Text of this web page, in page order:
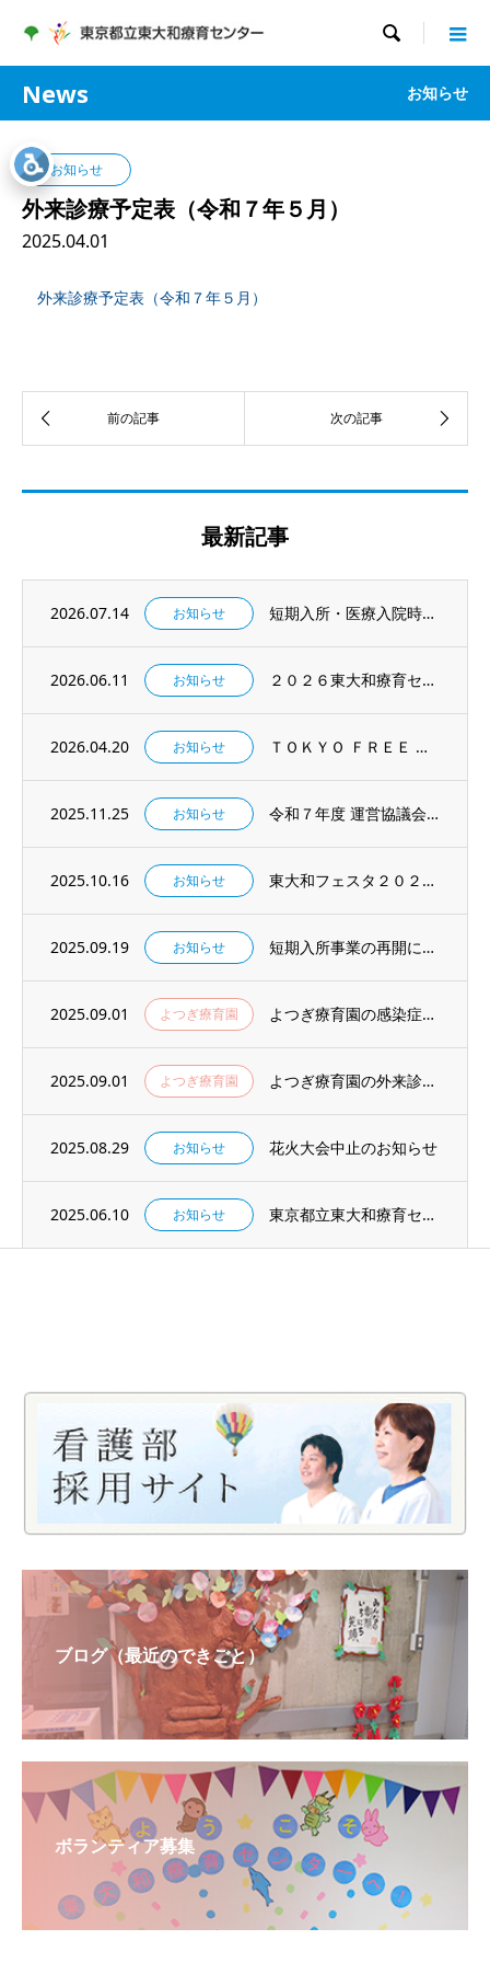

News お知らせ
お知らせ
外来診療予定表（令和７年５月）
2025.04.01
外来診療予定表（令和７年５月）
最新記事
2026.07.14 お知らせ 短期入所・医療入院時の持ち物のルール変更について
2026.06.11 お知らせ ２０２６東大和療育センター夏のインターンシップ参加者募集
2026.04.20 お知らせ ＴＯＫＹＯ ＦＲＥＥ Ｗｉ－Ｆｉ の利用を開始します
2025.11.25 お知らせ 令和７年度 運営協議会議資料及び議事録について
2025.10.16 お知らせ 東大和フェスタ２０２５を開催します！
2025.09.19 お知らせ 短期入所事業の再開について
2025.09.01 よつぎ療育園 よつぎ療育園の感染症拡大予防対策について
2025.09.01 よつぎ療育園 よつぎ療育園の外来診療体制について
2025.08.29 お知らせ 花火大会中止のお知らせ
2025.06.10 お知らせ 東京都立東大和療育センター 電子カルテ関連システム導入支援委託 落札者情報
ブログ（最近のできごと）
ボランティア募集